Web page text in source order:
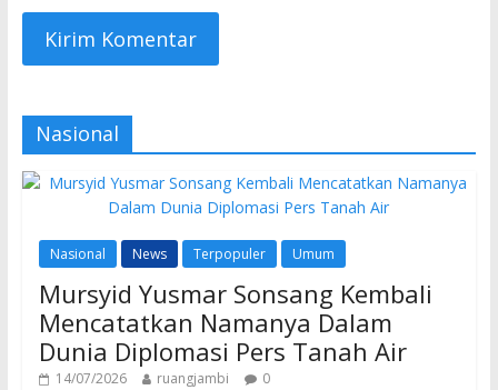
Nasional
Nasional News Terpopuler Umum
Mursyid Yusmar Sonsang Kembali
Mencatatkan Namanya Dalam
Dunia Diplomasi Pers Tanah Air
14/07/2026 ruangjambi 0